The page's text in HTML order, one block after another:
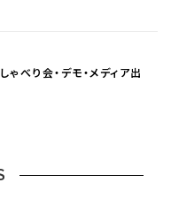
べり会・デモ・メディア出